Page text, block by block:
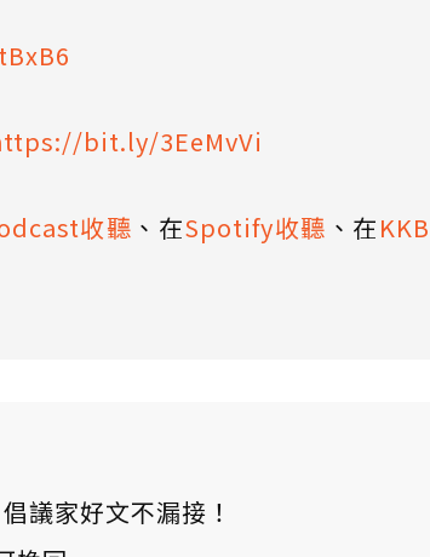
bit.ly/3EeMvVi
收聽 、在Spotify收聽 、在
議家好文不漏接！